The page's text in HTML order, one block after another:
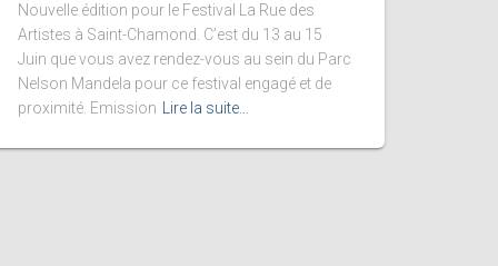
Nouvelle édition pour le Festival La Rue des
Artistes à Saint-Chamond. C’est du 13 au 15
Juin que vous avez rendez-vous au sein du Parc
Nelson Mandela pour ce festival engagé et de
proximité. Emission
Lire la suite…